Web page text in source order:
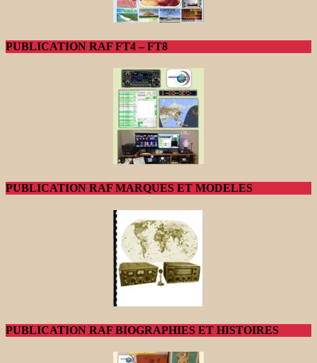
PUBLICATION RAF FT4 – FT8
PUBLICATION RAF MARQUES ET MODELES
PUBLICATION RAF BIOGRAPHIES ET HISTOIRES